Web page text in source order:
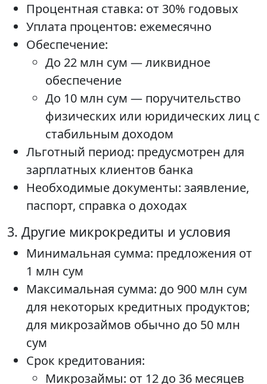
Процентная ставка: от 30% годовых
Уплата процентов: ежемесячно
Обеспечение:
До 22 млн сум — ликвидное
обеспечение
До 10 млн сум — поручительство
физических или юридических лиц с
стабильным доходом
Льготный период: предусмотрен для
зарплатных клиентов банка
Необходимые документы: заявление,
паспорт, справка о доходах
3. Другие микрокредиты и условия
Минимальная сумма: предложения от
1 млн сум
Максимальная сумма: до 900 млн сум
для некоторых кредитных продуктов;
для микрозаймов обычно до 50 млн
сум
Срок кредитования:
Микрозаймы: от 12 до 36 месяцев